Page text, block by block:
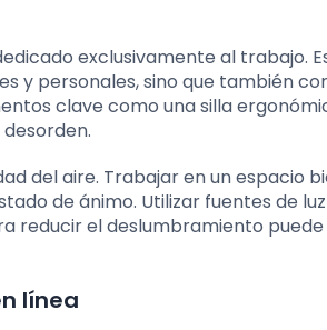
exclusivamente al trabajo.
y personales, sino que también
clave como una silla
del aire. Trabajar en un espacio
de ánimo. Utilizar fuentes de
reducir el deslumbramiento
línea